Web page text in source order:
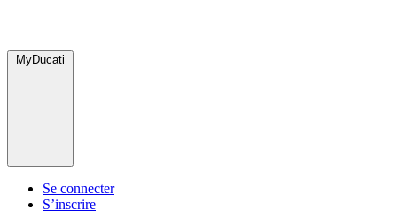
MyDucati
Se connecter
S’inscrire